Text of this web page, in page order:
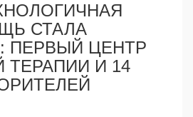
СТАЛА
ПЕРВЫЙ ЦЕНТР
И 14